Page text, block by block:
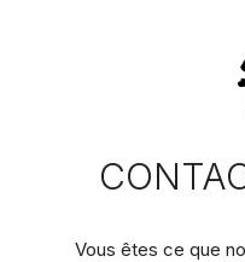
Vous êtes ce que